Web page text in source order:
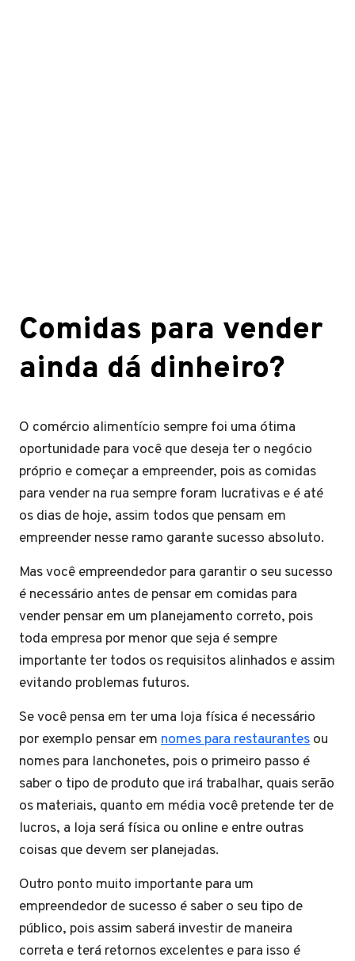
Comidas para vender
ainda dá dinheiro?
O comércio alimentício sempre foi uma ótima
oportunidade para você que deseja ter o negócio
próprio e começar a empreender, pois as comidas
para vender na rua sempre foram lucrativas e é até
os dias de hoje, assim todos que pensam em
empreender nesse ramo garante sucesso absoluto.
Mas você empreendedor para garantir o seu sucesso
é necessário antes de pensar em comidas para
vender pensar em um planejamento correto, pois
toda empresa por menor que seja é sempre
importante ter todos os requisitos alinhados e assim
evitando problemas futuros.
Se você pensa em ter uma loja física é necessário
por exemplo pensar em nomes para restaurantes ou
nomes para lanchonetes, pois o primeiro passo é
saber o tipo de produto que irá trabalhar, quais serão
os materiais, quanto em média você pretende ter de
lucros, a loja será física ou online e entre outras
coisas que devem ser planejadas.
Outro ponto muito importante para um
empreendedor de sucesso é saber o seu tipo de
público, pois assim saberá investir de maneira
correta e terá retornos excelentes e para isso é